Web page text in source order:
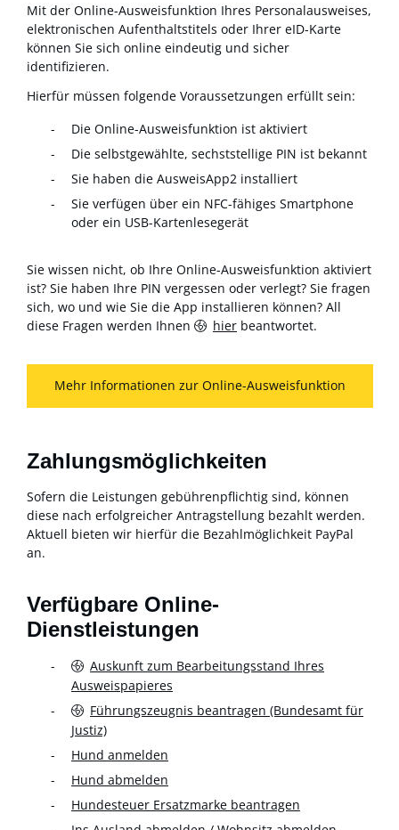
Mit der Online-Ausweisfunktion Ihres Personalausweises,
elektronischen Aufenthaltstitels oder Ihrer eID-Karte
können Sie sich online eindeutig und sicher
identifizieren.
Hierfür müssen folgende Voraussetzungen erfüllt sein:
Die Online-Ausweisfunktion ist aktiviert
Die selbstgewählte, sechststellige PIN ist bekannt
Sie haben die AusweisApp2 installiert
Sie verfügen über ein NFC-fähiges Smartphone
oder ein USB-Kartenlesegerät
Sie wissen nicht, ob Ihre Online-Ausweisfunktion aktiviert
ist? Sie haben Ihre PIN vergessen oder verlegt? Sie fragen
sich, wo und wie Sie die App installieren können? All
diese Fragen werden Ihnen
hier beantwortet.
Mehr Informationen zur Online-Ausweisfunktion
Zahlungsmöglichkeiten
Sofern die Leistungen gebührenpflichtig sind, können
diese nach erfolgreicher Antragstellung bezahlt werden.
Aktuell bieten wir hierfür die Bezahlmöglichkeit PayPal
an.
Verfügbare Online-
Dienstleistungen
Auskunft zum Bearbeitungsstand Ihres
Ausweispapieres
Führungszeugnis beantragen (Bundesamt für
Justiz)
Hund anmelden
Hund abmelden
Hundesteuer Ersatzmarke beantragen